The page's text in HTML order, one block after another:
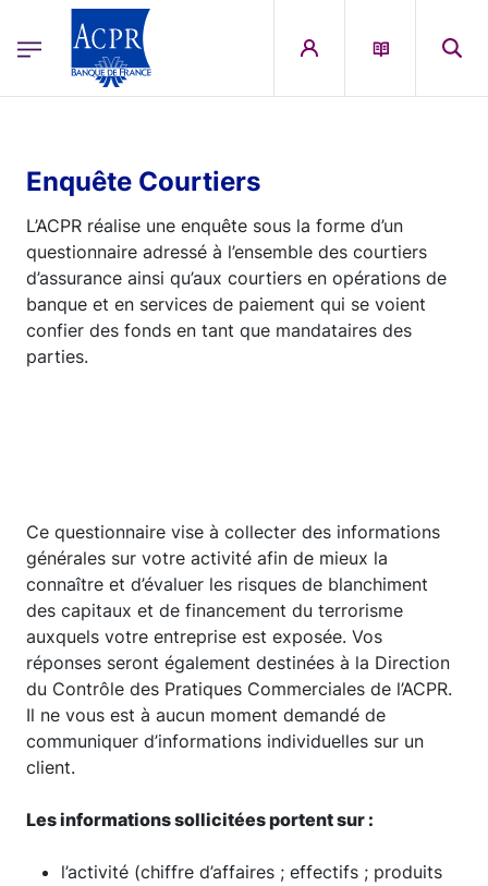
ACPR Menu Principal (French)
Enquête Courtiers
L’ACPR réalise une enquête sous la forme d’un
questionnaire adressé à l’ensemble des courtiers
d’assurance ainsi qu’aux courtiers en opérations de
banque et en services de paiement qui se voient
confier des fonds en tant que mandataires des
parties.
Ce questionnaire vise à collecter des informations
générales sur votre activité afin de mieux la
connaître et d’évaluer les risques de blanchiment
des capitaux et de financement du terrorisme
auxquels votre entreprise est exposée. Vos
réponses seront également destinées à la Direction
du Contrôle des Pratiques Commerciales de l’ACPR.
Il ne vous est à aucun moment demandé de
communiquer d’informations individuelles sur un
client.
Les informations sollicitées portent sur :
l’activité (chiffre d’affaires ; effectifs ; produits